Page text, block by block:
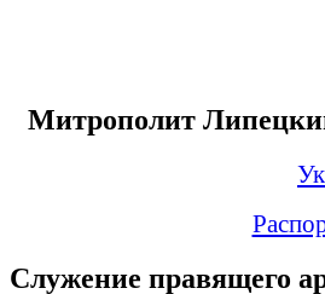
Митрополит
Служение правящего